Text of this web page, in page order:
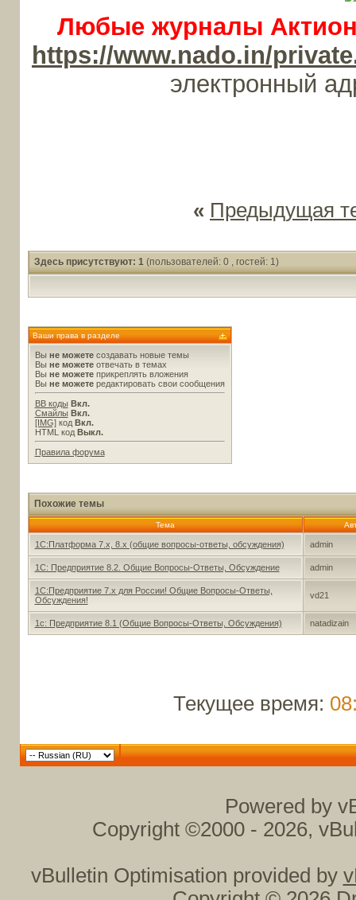
Любые журналы
https://www.nado.in/
электронный
« Предыдущая
Здесь присутствуют: 1 (пользователей: 0 , гостей: 1)
Ваши права в разделе
Вы не можетесоздавать новые темы
Вы не можетеотвечать в темах
Вы не можетеприкреплять вложения
Вы не можетередактировать свои сообщения
BB коды Вкл.
Смайлы Вкл.
[IMG]код Вкл.
HTML код Выкл.
Правила форума
Похожие темы
Тема
1С:Платформа 7.x, 8.x (общие вопросы-ответы, обсуждения) admin
1С: Предприятие 8.2. Общие Вопросы-Ответы, Обсуждение admin
1С:Предприятие 7.х для России! Общие Вопросы-Ответы,
Обсуждения!
vd21
1с: Предприятие 8.1 (Общие Вопросы-Ответы, Обсуждения) natadizain
Текущее время:
Powered by
Copyright ©2000 - 2026,
vBulletin Optimisation provided by